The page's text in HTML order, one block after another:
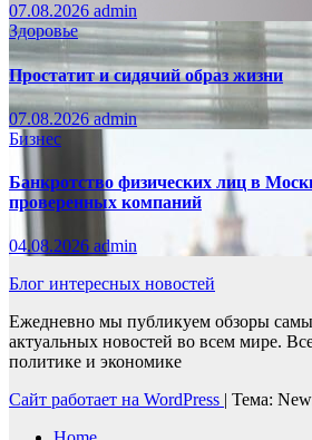
07.08.2026 admin
Здоровье
Простатит и сидячий образ жизни
07.08.2026admin
Бизнес
Банкротство физических лиц в
проверенных компаний
04.08.2026 admin
Блог интересных новостей
Ежедневно мы публикуем обзоры
актуальных новостей во всем мире.
политике и экономике
Сайт работает на WordPress
Тема: